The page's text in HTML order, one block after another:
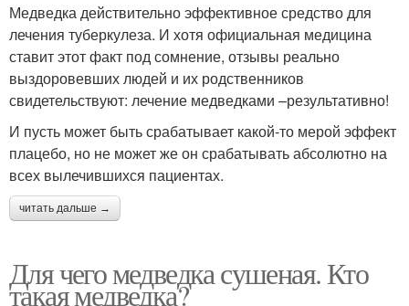
Медведка действительно эффективное средство для
лечения туберкулеза. И хотя официальная медицина
ставит этот факт под сомнение, отзывы реально
выздоровевших людей и их родственников
свидетельствуют: лечение медведками –результативно!
И пусть может быть срабатывает какой-то мерой эффект
плацебо, но не может же он срабатывать абсолютно на
всех вылечившихся пациентах.
читать дальше →
Для чего медведка сушеная. Кто
такая медведка?